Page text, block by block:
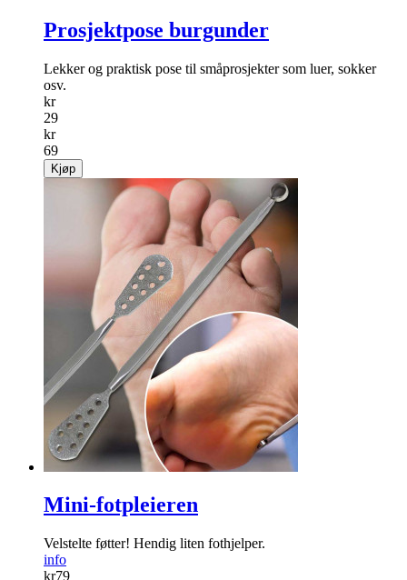
Prosjektpose burgunder
Lekker og praktisk pose til småprosjekter som luer, sokker
osv.
kr
29
kr
69
Kjøp
Mini-fotpleieren
Velstelte føtter! Hendig liten fothjelper.
info
kr79